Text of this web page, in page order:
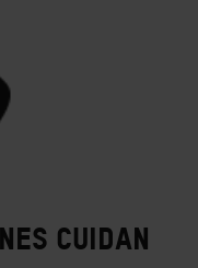
cuidan